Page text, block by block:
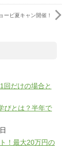
ービ夏キャン開催！
回だけの場合と
びとは？半年で
！最大20万円の